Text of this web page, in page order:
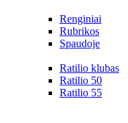
Renginiai
Rubrikos
Spaudoje
Ratilio klubas
Ratilio 50
Ratilio 55